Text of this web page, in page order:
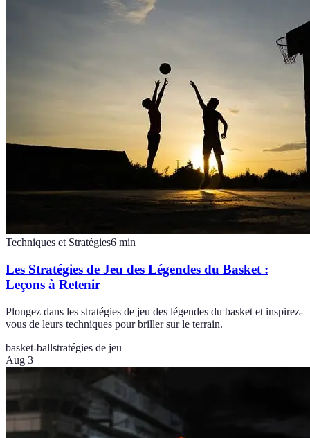
Techniques et Stratégies6 min
Les Stratégies de Jeu des Légendes du Basket :
Leçons à Retenir
Plongez dans les stratégies de jeu des légendes du basket et inspirez-
vous de leurs techniques pour briller sur le terrain.
basket-ballstratégies de jeu
Aug 3